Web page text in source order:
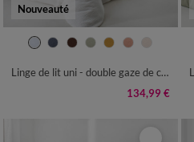
Nouveauté
Linge de lit uni - double gaze de coton
134,99 €